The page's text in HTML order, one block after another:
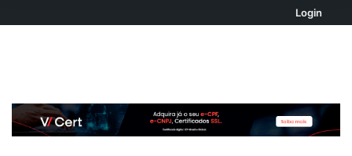
Login